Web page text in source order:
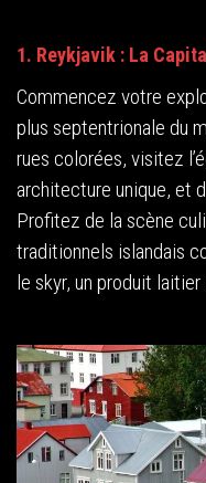
1. Reykjavik : La
Commencez votre
plus septentrionale du
rues colorées, visitez
architecture unique, et
Profitez de la scène
traditionnels islandais
le skyr, un produit laitier